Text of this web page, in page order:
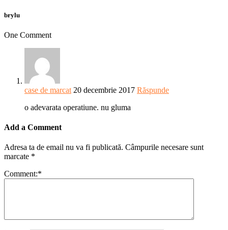
brylu
One Comment
case de marcat 20 decembrie 2017 Răspunde
o adevarata operatiune. nu gluma
Add a Comment
Adresa ta de email nu va fi publicată. Câmpurile necesare sunt
marcate *
Comment:*